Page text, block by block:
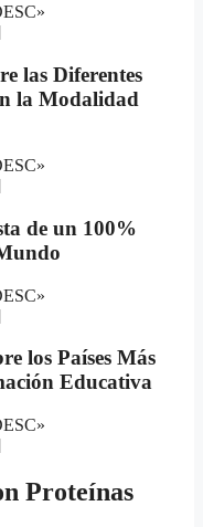
las Diferentes
la Modalidad
de un 100%
los Países Más
Educativa
Proteínas